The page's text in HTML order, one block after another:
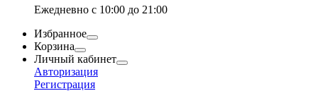
Ежедневно с 10:00 до 21:00
Избранное
Корзина
Личный кабинет
Авторизация
Регистрация